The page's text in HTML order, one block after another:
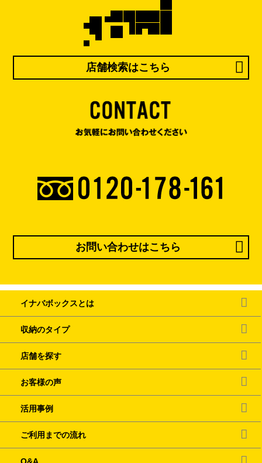
店舗検索はこちら
お問い合わせはこちら
イナバボックスとは
収納のタイプ
店舗を探す
お客様の声
活用事例
ご利用までの流れ
Q&A